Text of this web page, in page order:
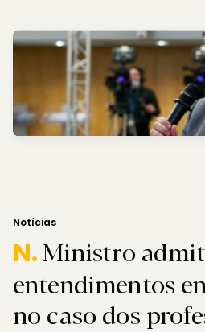
Notícias
N.Ministro
entendimentos
no caso dos